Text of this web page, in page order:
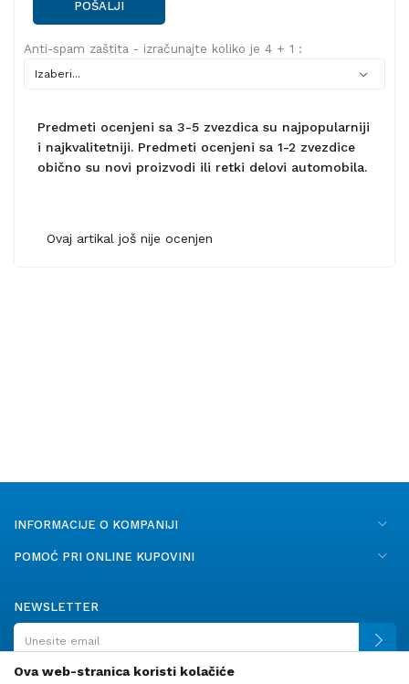
POŠALJI
Anti-spam zaštita - izračunajte koliko je 4 + 1 :
Predmeti ocenjeni sa 3-5 zvezdica su najpopularniji
i najkvalitetniji. Predmeti ocenjeni sa 1-2 zvezdice
obično su novi proizvodi ili retki delovi automobila.
Ovaj artikal još nije ocenjen
INFORMACIJE O KOMPANIJI
POMOĆ PRI ONLINE KUPOVINI
NEWSLETTER
Ova web-stranica koristi kolačiće